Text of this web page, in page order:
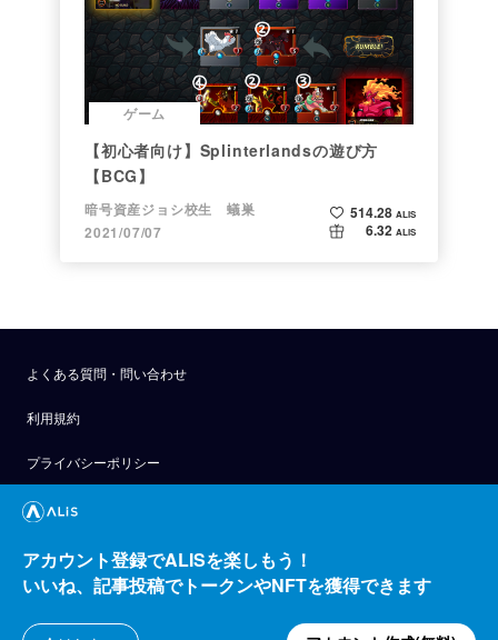
ゲーム
【初心者向け】Splinterlandsの遊び方
【BCG】
暗号資産ジョシ校生 蟻巣
2021/07/07
514.28 ALIS
6.32 ALIS
よくある質問・問い合わせ
利用規約
プライバシーポリシー
公式アナウンス
技術ブログ
API
アカウント登録でALISを楽しもう！
いいね、記事投稿でトークンやNFTを獲得できます